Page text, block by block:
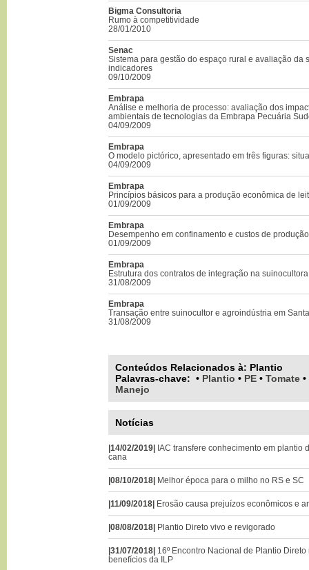
Bigma Consultoria
Rumo à competitividade
28/01/2010
Senac
Sistema para gestão do espaço rural e avaliação da
indicadores
09/10/2009
Embrapa
Análise e melhoria de processo: avaliação dos
ambientais de tecnologias da Embrapa Pecuária
04/09/2009
Embrapa
O modelo pictórico, apresentado em três figuras:
04/09/2009
Embrapa
Princípios básicos para a produção econômica de
01/09/2009
Embrapa
Desempenho em confinamento e custos de
01/09/2009
Embrapa
Estrutura dos contratos de integração na
31/08/2009
Embrapa
Transação entre suinocultor e agroindústria em
31/08/2009
Conteúdos Relacionados à: Plantio
Palavras-chave: • Plantio • PE • Tomate •
Manejo
Notícias
|14/02/2019| IAC transfere conhecimento em plantio
cana
|08/10/2018| Melhor época para o milho no RS e SC
|11/09/2018| Erosão causa prejuízos econômicos e
|08/08/2018| Plantio Direto vivo e revigorado
|31/07/2018| 16º Encontro Nacional de Plantio
benefícios da ILP